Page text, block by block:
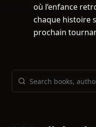
où l’enfance
chaque histoire
prochain